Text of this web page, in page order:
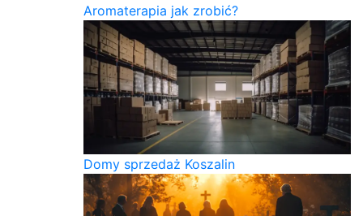
Aromaterapia jak zrobić?
Domy sprzedaż Koszalin